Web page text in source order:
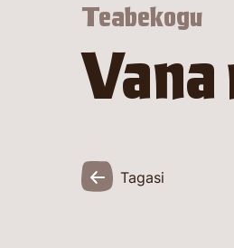
Teabekogu
Vana
Tagasi